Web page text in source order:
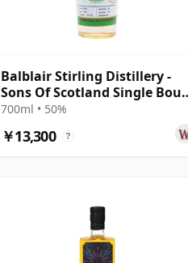
Balblair Stirling Distillery -
Sons Of Scotland Single Bour
2014 10年
700ml • 50%
￥13,300 ?